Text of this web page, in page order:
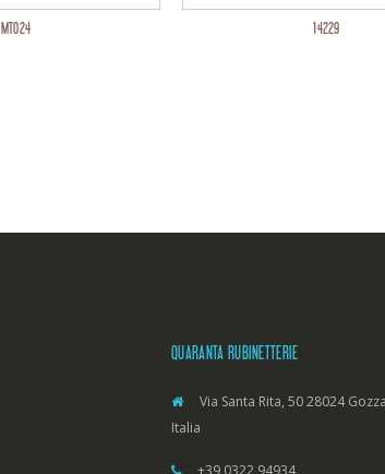
MT024 14229
QUARANTA RUBINETTERIE
Via Santa Rita, 50 28024
Italia
+39 0322 94934